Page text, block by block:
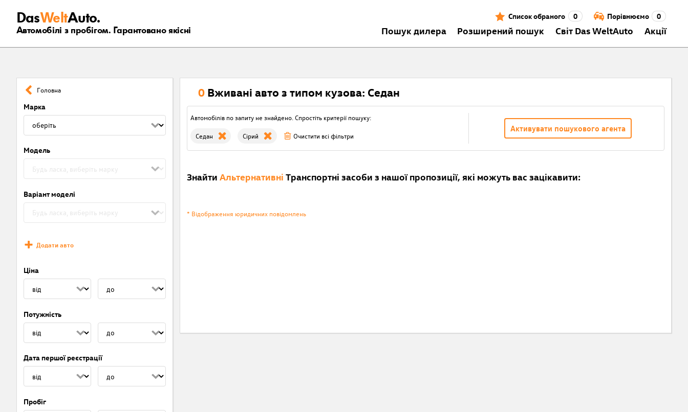
DasWeltAuto.
Автомобілі з пробігом. Гарантовано якісні
Список обраного 0 Порівнюємо 0
Пошук дилера Розширений пошук Світ Das WeltAuto Акції
Головна
Марка
Модель
Варіант моделі
Додати авто
Ціна
Потужність
Дата першої реєстрації
Пробіг
0 Вживані авто з типом кузова: Седан
Автомобілів по запиту не знайдено. Спростіть критерії пошуку:
Седан Сірий Очистити всі фільтри
Активувати пошукового агента
Знайти Альтернативні Транспортні засоби з нашої пропозиції, які можуть вас зацікавити:
* Відображення юридичних повідомлень